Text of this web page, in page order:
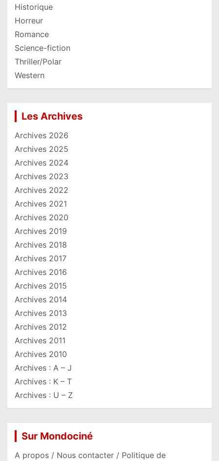
Historique
Horreur
Romance
Science-fiction
Thriller/Polar
Western
Les Archives
Archives 2026
Archives 2025
Archives 2024
Archives 2023
Archives 2022
Archives 2021
Archives 2020
Archives 2019
Archives 2018
Archives 2017
Archives 2016
Archives 2015
Archives 2014
Archives 2013
Archives 2012
Archives 2011
Archives 2010
Archives : A – J
Archives : K – T
Archives : U – Z
Sur Mondociné
A propos / Nous contacter / Politique de